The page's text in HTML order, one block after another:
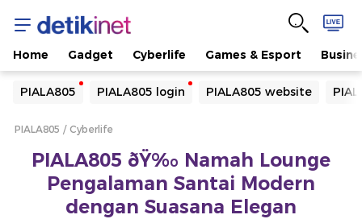
Home Gadget Cyberlife Games & Esport
PIALA805 PIALA805 login PIALA805 website
Yang sedang ramai dicari
Loading...
Loading...
PIALA805 Cyberlife
PIALA805 ðŸ‰ Namah Lounge
Pengalaman Santai Modern
dengan Suasana Elegan